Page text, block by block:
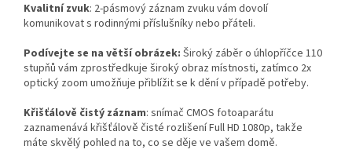
Kvalitní zvuk: 2-pásmový záznam zvuku vám dovolí
komunikovat s rodinnými příslušníky nebo přáteli.
Podívejte se na větší obrázek: Široký záběr o úhlopříčce 110
stupňů vám zprostředkuje široký obraz místnosti, zatímco 2x
optický zoom umožňuje přiblížit se k dění v případě potřeby.
Křišťálově čistý záznam: snímač CMOS fotoaparátu
zaznamenává křišťálově čisté rozlišení Full HD 1080p, takže
máte skvělý pohled na to, co se děje ve vašem domě.